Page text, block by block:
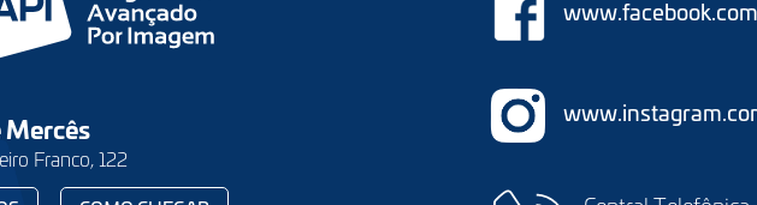
Mercês
Franco, 122